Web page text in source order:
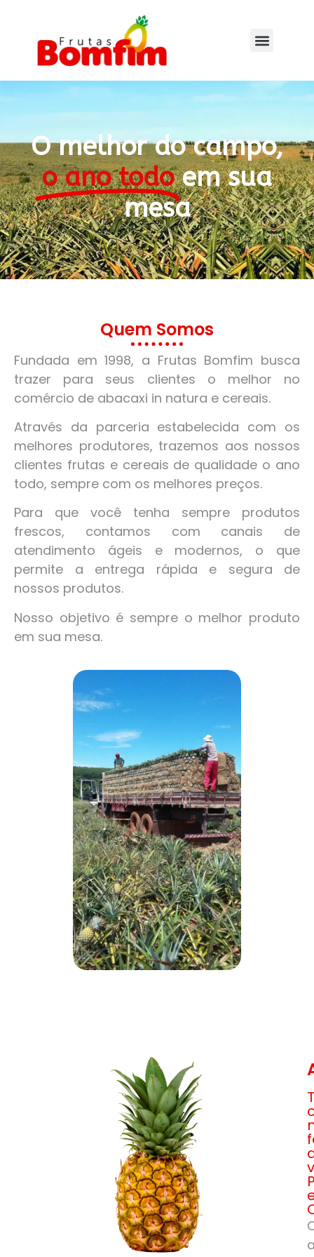
O melhor do campo,
o ano todo em sua
mesa
Quem Somos
Fundada em 1998, a Frutas Bomfim busca
trazer para seus clientes o melhor no
comércio de abacaxi in natura e cereais.
Através da parceria estabelecida com os
melhores produtores, trazemos aos nossos
clientes frutas e cereais de qualidade o ano
todo, sempre com os melhores preços.
Para que você tenha sempre produtos
frescos, contamos com canais de
atendimento ágeis e modernos, o que
permite a entrega rápida e segura de
nossos produtos.
Nosso objetivo é sempre o melhor produto
em sua mesa.